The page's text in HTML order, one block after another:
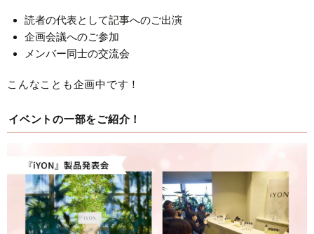
読者の代表として記事へのご出演
企画会議へのご参加
メンバー同士の交流会
こんなことも企画中です！
イベントの一部をご紹介！